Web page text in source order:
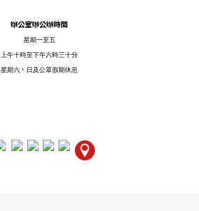
辦公室辦公辦時間
星期一至五
上午十時至下午六時三十分
星期六丶日及公眾假期休息